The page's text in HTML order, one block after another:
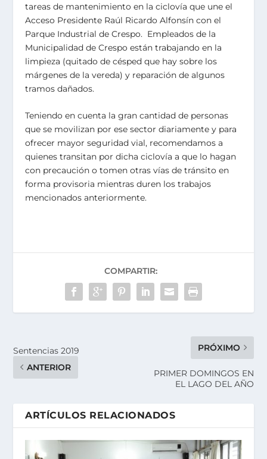
tareas de mantenimiento en la ciclovía que une el
Acceso Presidente Raúl Ricardo Alfonsín con el
Parque Industrial de Crespo. Empleados de la
Municipalidad de Crespo están trabajando en la
limpieza (quitado de césped que hay sobre los
márgenes de la vereda) y reparación de algunos
tramos dañados.
Teniendo en cuenta la gran cantidad de personas
que se movilizan por ese sector diariamente y para
ofrecer mayor seguridad vial, recomendamos a
quienes transitan por dicha ciclovía a que lo hagan
con precaución o tomen otras vías de tránsito en
forma provisoria mientras duren los trabajos
mencionados anteriormente.
COMPARTIR:
Sentencias 2019
ANTERIOR
PRÓXIMO
PRIMER DOMINGOS EN
EL LAGO DEL AÑO
ARTÍCULOS RELACIONADOS